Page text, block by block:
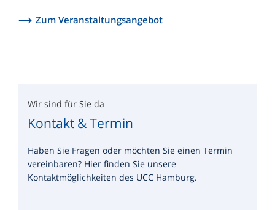
Zum Veranstaltungsangebot
Wir sind für Sie da
Kontakt & Termin
Haben Sie Fragen oder möchten Sie einen Termin
vereinbaren? Hier finden Sie unsere
Kontaktmöglichkeiten des UCC Hamburg.